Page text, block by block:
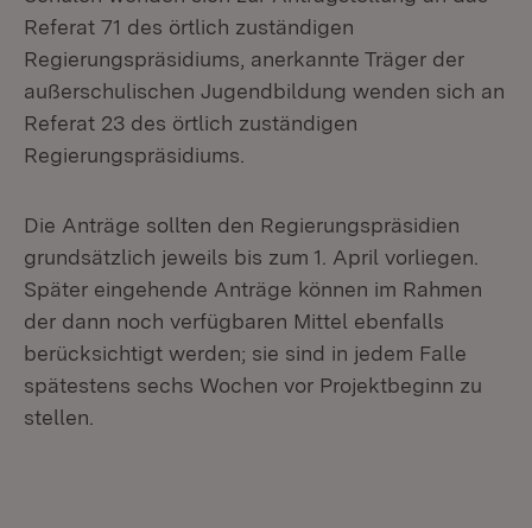
Referat 71 des örtlich zuständigen
Regierungspräsidiums, anerkannte Träger der
außerschulischen Jugendbildung wenden sich an
Referat 23 des örtlich zuständigen
Regierungspräsidiums.
Die Anträge sollten den Regierungspräsidien
grundsätzlich jeweils bis zum 1. April vorliegen.
Später eingehende Anträge können im Rahmen
der dann noch verfügbaren Mittel ebenfalls
berücksichtigt werden; sie sind in jedem Falle
spätestens sechs Wochen vor Projektbeginn zu
stellen.